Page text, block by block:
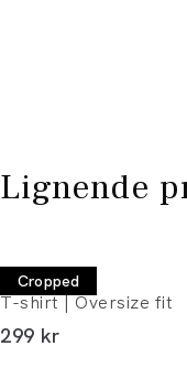
Lignende
Cropped
Lindbergh
T-shirt | Oversize fit
I alt (inkl. rabat)
299 kr